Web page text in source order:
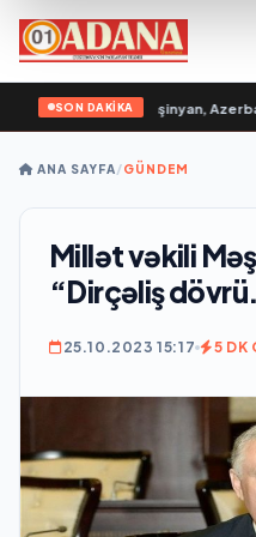
SON DAKİKA
Nikol Paşinyan,
ANA SAYFA/GÜNDEM
Millət vəkili
“Dirçəliş
25.10.2023 15:17 5 DK